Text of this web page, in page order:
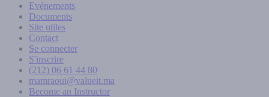
Evénements
Documents
Site utiles
Contact
Se connecter
S'inscrire
(212) 06 61 44 80
mamraoui@valueit.ma
Become an Instructor